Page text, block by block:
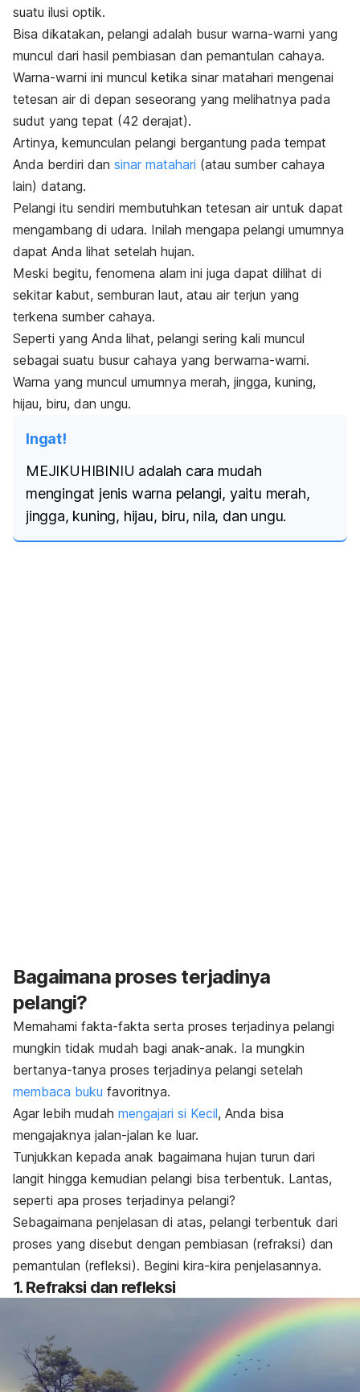
suatu ilusi optik.
Bisa dikatakan, pelangi adalah busur warna-warni yang
muncul dari hasil pembiasan dan pemantulan cahaya.
Warna-warni ini muncul ketika sinar matahari mengenai
tetesan air di depan seseorang yang melihatnya pada
sudut yang tepat (42 derajat).
Artinya, kemunculan pelangi bergantung pada tempat
Anda berdiri dan sinar matahari (atau sumber cahaya
lain) datang.
Pelangi itu sendiri membutuhkan tetesan air untuk dapat
mengambang di udara. Inilah mengapa pelangi umumnya
dapat Anda lihat setelah hujan.
Meski begitu, fenomena alam ini juga dapat dilihat di
sekitar kabut, semburan laut, atau air terjun yang
terkena sumber cahaya.
Seperti yang Anda lihat, pelangi sering kali muncul
sebagai suatu busur cahaya yang berwarna-warni.
Warna yang muncul umumnya merah, jingga, kuning,
hijau, biru, dan ungu.
Ingat!
MEJIKUHIBINIU adalah cara mudah
mengingat jenis warna pelangi, yaitu merah,
jingga, kuning, hijau, biru, nila, dan ungu.
Bagaimana proses terjadinya
pelangi?
Memahami fakta-fakta serta proses terjadinya pelangi
mungkin tidak mudah bagi anak-anak. Ia mungkin
bertanya-tanya proses terjadinya pelangi setelah
membaca buku favoritnya.
Agar lebih mudah mengajari si Kecil, Anda bisa
mengajaknya jalan-jalan ke luar.
Tunjukkan kepada anak bagaimana hujan turun dari
langit hingga kemudian pelangi bisa terbentuk. Lantas,
seperti apa proses terjadinya pelangi?
Sebagaimana penjelasan di atas, pelangi terbentuk dari
proses yang disebut dengan pembiasan (refraksi) dan
pemantulan (refleksi). Begini kira-kira penjelasannya.
1. Refraksi dan refleksi